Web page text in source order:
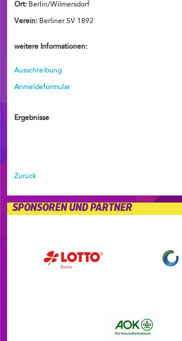
Ort: Berlin/Wilmersdorf
Verein: Berliner SV 1892
weitere Informationen:
Ausschreibung
Anmeldeformular
Ergebnisse
Zurück
SPONSOREN UND PARTNER